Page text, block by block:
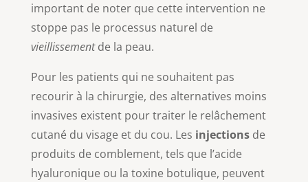
important de noter que cette intervention ne
stoppe pas le processus naturel de
vieillissementde la peau.
Pour les patients qui ne souhaitent pas
recourir à la chirurgie, des alternatives moins
invasives existent pour traiter le relâchement
cutané du visage et du cou. Les injectionsde
produits de comblement, tels que l’acide
hyaluronique ou la toxine botulique, peuvent